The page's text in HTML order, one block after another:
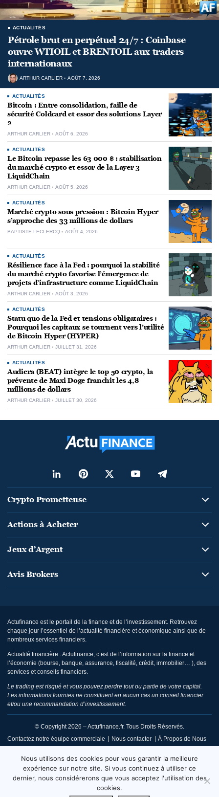
ACTUALITÉS
Pétrole brut en perpétuel 24/7 : Coinbase
ouvre WTIOIL et BRENTOIL aux traders
internationaux
ARTHUR CARLIER AOÛT 7, 2026
ACTUALITÉS
Bitcoin : Entre consolidation, faille de
sécurité Coldcard et essor des solutions Layer
2
ARTHUR CARLIER AOÛT 6, 2026
ACTUALITÉS
Le Bitcoin repasse les 63 000 $ : stabilisation
du marché crypto et essor de la Layer 3
LiquidChain
ARTHUR CARLIER AOÛT 5, 2026
ACTUALITÉS
Marché crypto sous pression : Bitcoin Hyper
s’approche des 33 millions de dollars
BAPTISTE LECLERCQ AOÛT 4, 2026
ACTUALITÉS
Résilience face à la Fed : pourquoi la stabilité
du marché crypto favorise l’émergence de
projets d’infrastructure comme LiquidChain
ARTHUR CARLIER AOÛT 3, 2026
ACTUALITÉS
Statu quo de la Fed et tensions obligataires :
Pourquoi les capitaux se tournent vers l’utilité
de Bitcoin Hyper (HYPER)
ARTHUR CARLIER JUILLET 31, 2026
ACTUALITÉS
Audiera (BEAT) intègre le top 50 crypto, la
prévente de Maxi Doge franchit les 4,8
millions de dollars
ARTHUR CARLIER JUILLET 30, 2026
Crypto Prometteuse
Actions à Acheter
Jeux d’Argent
Avis Brokers
Actufinance est le portail de la finance et de l’investissement. Retrouvez
chaque jour l’essentiel de l’actualité financière et économique ainsi que de
nombreux services financiers.
Actualité financière : Actufinance, c’est de l’information sur la finance et
l’économie (bourse, banque, assurance, fiscalité, crédit, immobilier… ), des
services et conseils financiers.
Le trading est risqué et vous pouvez perdre tout ou partie de votre capital.
Les informations fournies ne constituent en aucun cas un conseil financier
et/ou une recommandation d’investissement.
© Copyright 2026 – Actufinance.fr. Tous Droits Réservés.
Contactez notre équipe commerciale
Nous contacter À Propos de Nous
Politique de Réclamation Éditoriale Code de Conduite
Code de Déontologie Conditions d’Utilisation
Fiabilité et Fact Checking Sitemap
Nous utilisons des cookies pour vous garantir la meilleure
expérience sur notre site. Si vous continuez à utiliser ce
dernier, nous considérerons que vous acceptez l'utilisation des
cookies.